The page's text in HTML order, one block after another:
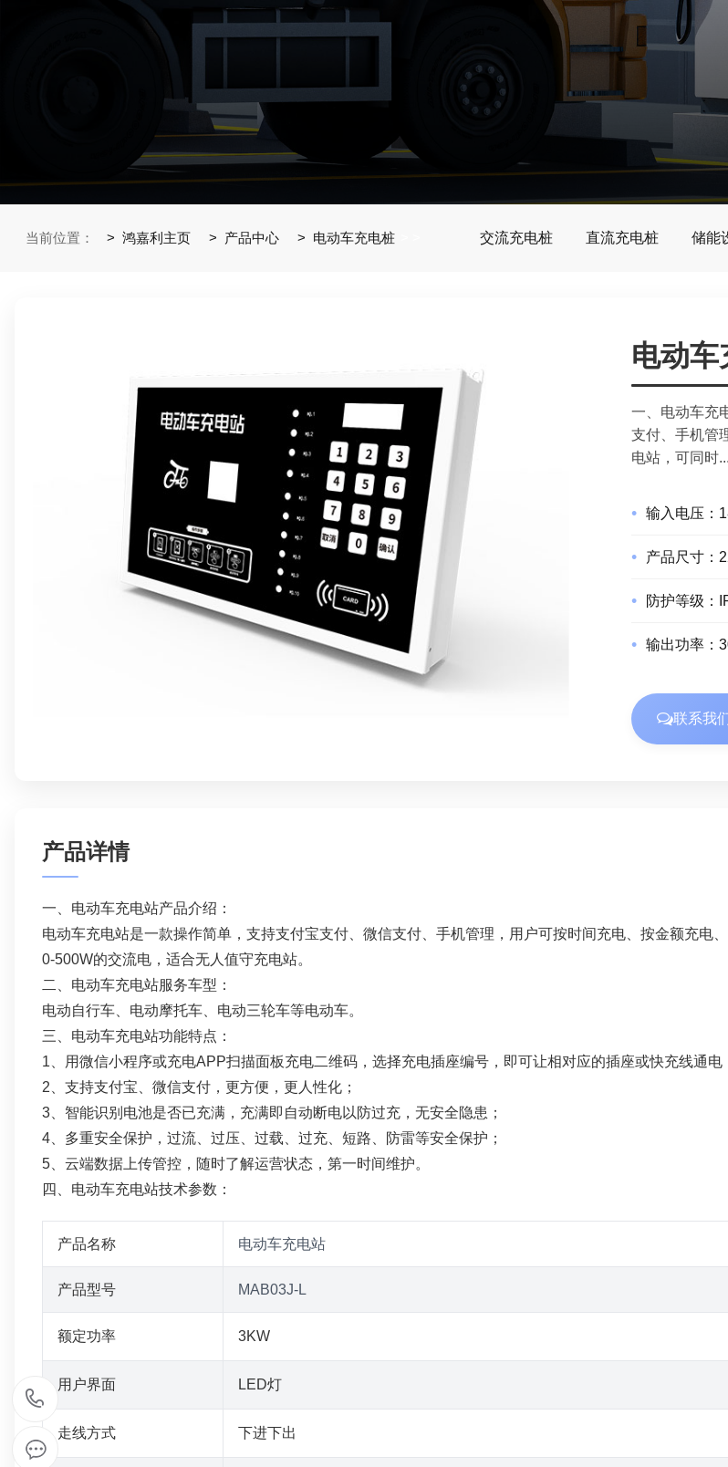
当前位置： 鸿嘉利主页 产品中心 电动车充电桩 交流充电桩 直流充电桩 储能
电动车
一、电动车充
支付、手机管
电站，可同时
输入电压：
产品尺寸：
防护等级：
输出功率：
联系我
产品详情
一、电动车充电站产品介绍：
电动车充电站是一款操作简单，支持支付宝支付、微信支付、手机管理，用户可按时间充电、按金额充电
0-500W的交流电，适合无人值守充电站。
二、电动车充电站服务车型：
电动自行车、电动摩托车、电动三轮车等电动车。
三、电动车充电站功能特点：
1、用微信小程序或充电APP扫描面板充电二维码，选择充电插座编号，即可让相对应的插座或快充线通电
2、支持支付宝、微信支付，更方便，更人性化；
3、智能识别电池是否已充满，充满即自动断电以防过充，无安全隐患；
4、多重安全保护，过流、过压、过载、过充、短路、防雷等安全保护；
5、云端数据上传管控，随时了解运营状态，第一时间维护。
四、电动车充电站技术参数：
产品名称 电动车充电站
产品型号 MAB03J-L
额定功率 3KW
用户界面 LED灯
走线方式 下进下出